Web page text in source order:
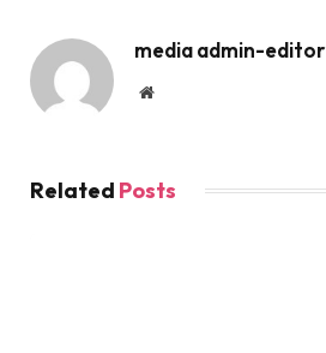
media admin-editor
Website
Related Posts